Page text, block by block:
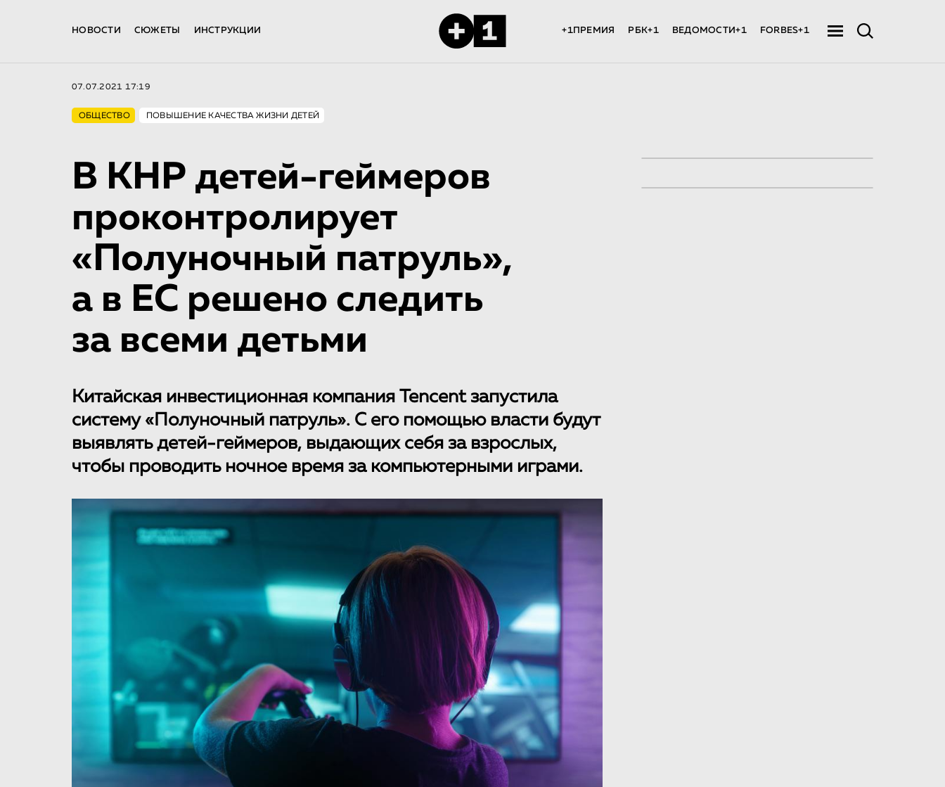
НОВОСТИ СЮЖЕТЫ ИНСТРУКЦИИ +1ПРЕМИЯ РБК+1 ВЕДОМОСТИ+1 FORBES+1
07.07.2021 17:19
ОБЩЕСТВО ПОВЫШЕНИЕ КАЧЕСТВА ЖИЗНИ ДЕТЕЙ
В КНР детей-геймеров
проконтролирует
«Полуночный патруль»,
а в ЕС решено следить
за всеми детьми
Китайская инвестиционная компания Tencent запустила
систему «Полуночный патруль». С его помощью власти будут
выявлять детей-геймеров, выдающих себя за взрослых,
чтобы проводить ночное время за компьютерными играми.